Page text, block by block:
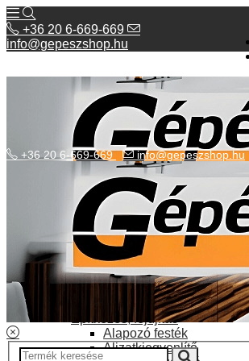
+36 20 6-669-669
info@gepeszshop.hu
Kategóriák menü
Bolhapiac
Elektromos fűtés
Építkezés, fejújítás
Alapozó festék
Aljzatkiegyenlítő
+36 20 6-669-669 info@gepeszshop.hu